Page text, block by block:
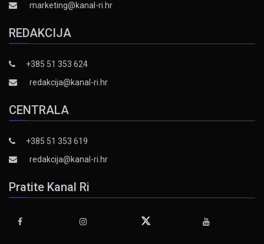
marketing@kanal-ri.hr
REDAKCIJA
+385 51 353 624
redakcija@kanal-ri.hr
CENTRALA
+385 51 353 619
redakcija@kanal-ri.hr
Pratite Kanal Ri